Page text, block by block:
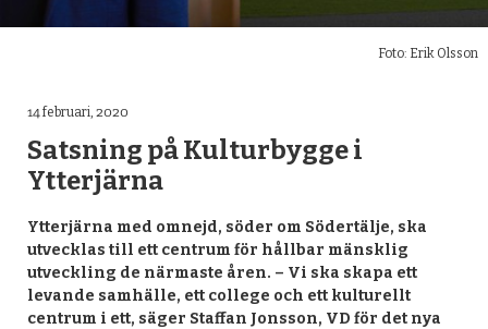
Foto: Erik Olsson
14 februari, 2020
Satsning på Kulturbygge i
Ytterjärna
Ytterjärna med omnejd, söder om Södertälje, ska
utvecklas till ett centrum för hållbar mänsklig
utveckling de närmaste åren. – Vi ska skapa ett
levande samhälle, ett college och ett kulturellt
centrum i ett, säger Staffan Jonsson, VD för det nya